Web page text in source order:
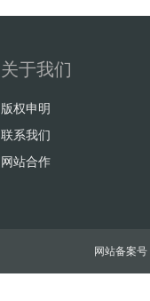
关于我们
版权申明
联系我们
网站合作
网站备案号